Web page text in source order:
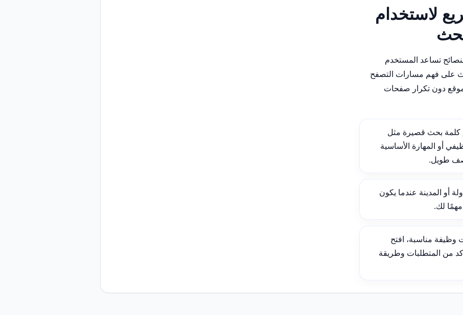
لاستخدام
تساعد المستخدم
على فهم مسارات التصفح
دون تكرار صفحات
كلمة بحث قصيرة مثل
أو المهارة الأساسية
طويل.
أو المدينة عندما يكون
لك.
وظيفة مناسبة، افتح
من المتطلبات وطريقة